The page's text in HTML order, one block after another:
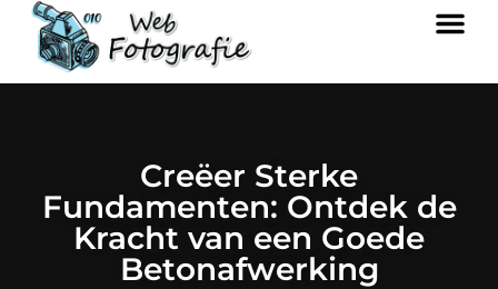
Creëer Sterke
Fundamenten: Ontdek de
Kracht van een Goede
Betonafwerking